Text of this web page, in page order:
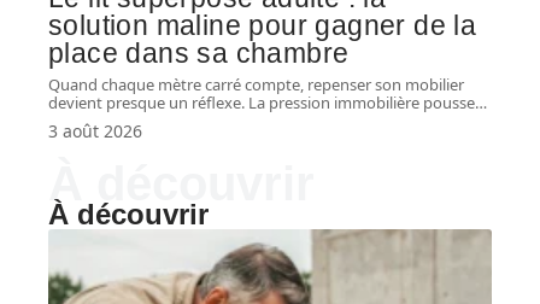
solution maline pour gagner de la
place dans sa chambre
Quand chaque mètre carré compte, repenser son mobilier
devient presque un réflexe. La pression immobilière pousse…
3 août 2026
À découvrir